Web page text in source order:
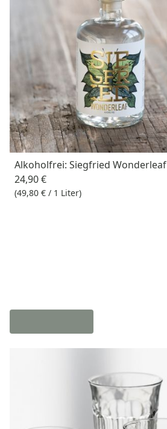
Alkoholfrei: Siegfried Wonderleaf
24,90 €
(49,80 € / 1 Liter)